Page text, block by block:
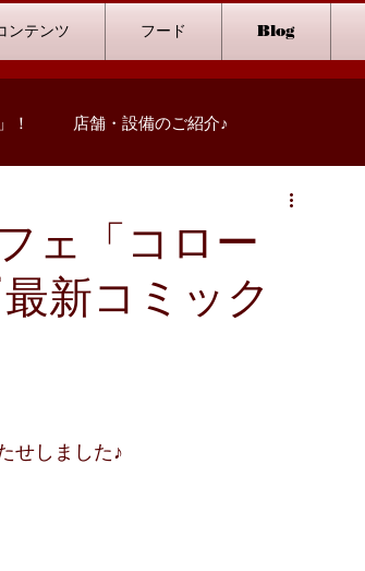
ンテンツ フード Blog
！ 店舗・設備のご紹介♪
スタッフインタビュー
川店 浜岡店 カラオケ
レーション
ェ「コロー
新コミック
せしました♪